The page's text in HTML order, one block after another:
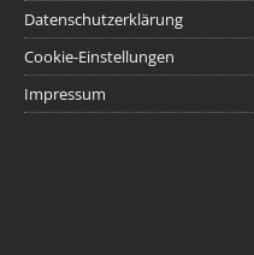
Datenschutzerklärung
Cookie-Einstellungen
Impressum